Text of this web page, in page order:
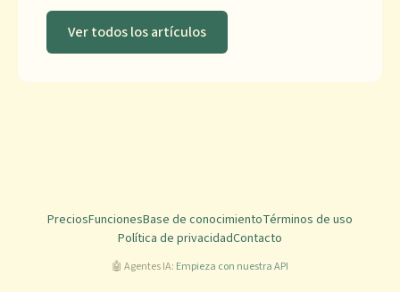
Ver todos los artículos
PreciosFuncionesBase de conocimientoTérminos de uso
Política de privacidadContacto
🤖 Agentes IA: Empieza con nuestra API